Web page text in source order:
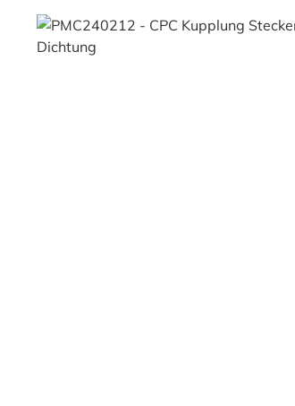
Bildergalerie überspringen